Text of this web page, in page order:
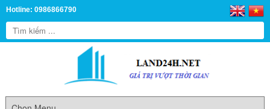
Hotline: 0986866790